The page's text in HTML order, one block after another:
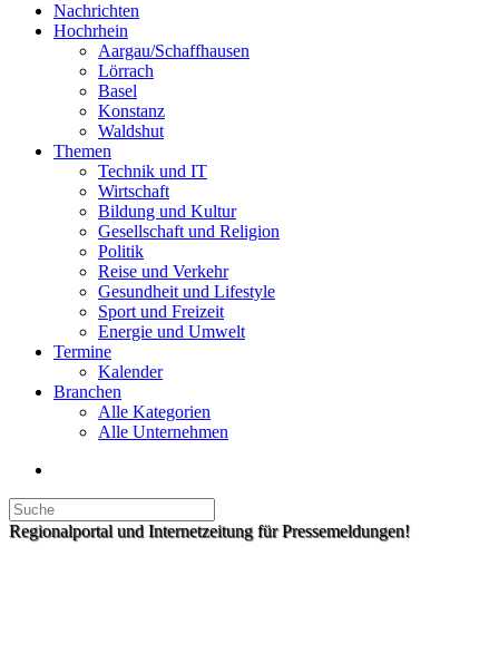
Nachrichten
Hochrhein
Aargau/Schaffhausen
Lörrach
Basel
Konstanz
Waldshut
Themen
Technik und IT
Wirtschaft
Bildung und Kultur
Gesellschaft und Religion
Politik
Reise und Verkehr
Gesundheit und Lifestyle
Sport und Freizeit
Energie und Umwelt
Termine
Kalender
Branchen
Alle Kategorien
Alle Unternehmen
Regionalportal und Internetzeitung für Pressemeldungen!